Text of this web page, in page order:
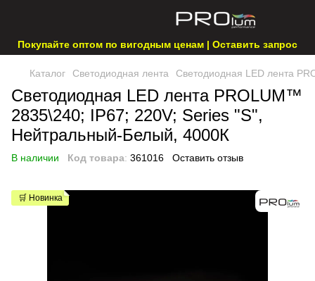
Покупайте оптом по вигодным ценам | Оставить запрос
Каталог Светодиодная лента Светодиодная LED лента
Светодиодная LED лента PROLUM™
2835\240; IP67; 220V; Series "S",
Нейтральный-Белый, 4000К
В наличии Код товара: 361016 Оставить отзыв
🛒 Новинка